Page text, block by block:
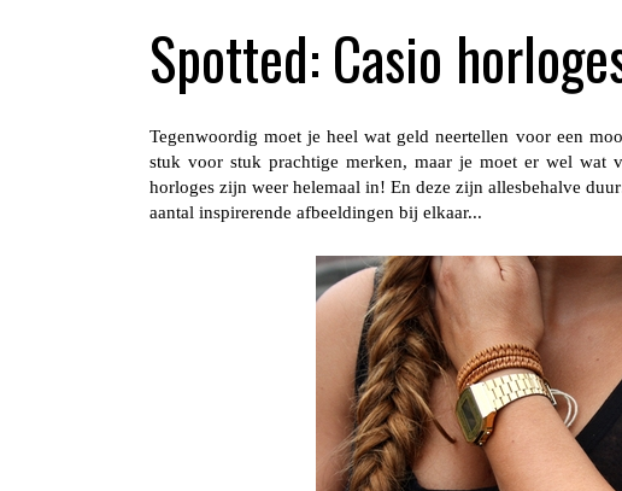
Spotted: Casio
Tegenwoordig moet je heel wat geld neertellen voor een
stuk voor stuk prachtige merken, maar je moet er wel wat
horlogeszijn weer helemaal in! En deze zijn allesbehalve
aantal inspirerende afbeeldingen bij elkaar...